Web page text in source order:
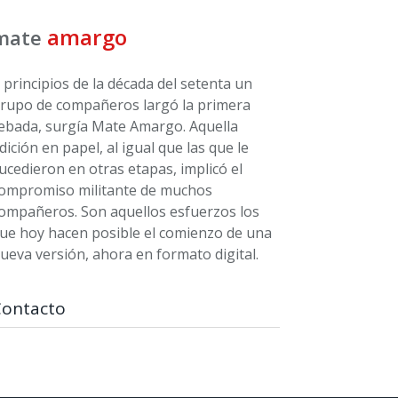
amargo
principios de la década del setenta un
de compañeros largó la primera
surgía Mate Amargo. Aquella
en papel, al igual que las que le
en otras etapas, implicó el
militante de muchos
Son aquellos esfuerzos los
hoy hacen posible el comienzo de una
versión, ahora en formato digital.